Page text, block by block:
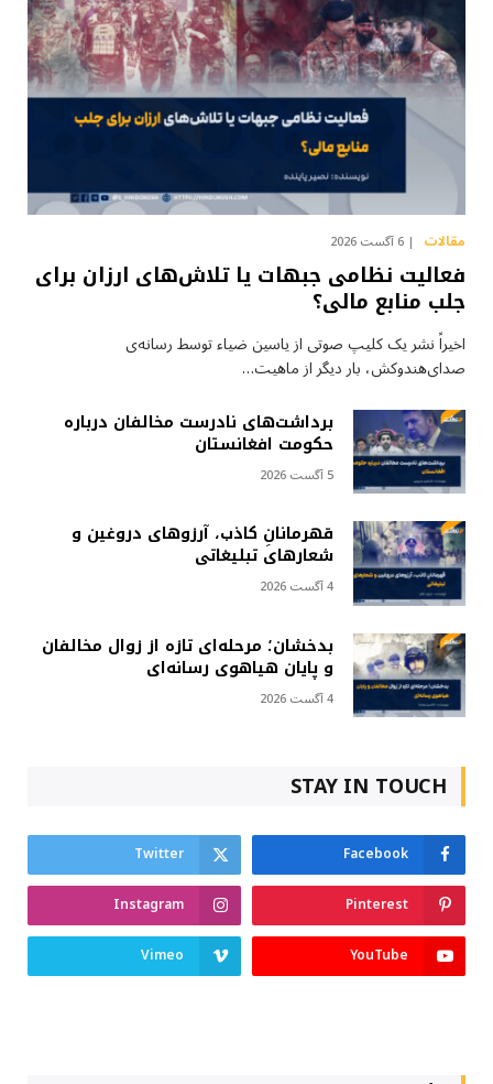
مقالات 6 آگست 2026
فعالیت نظامی جبهات یا تلاش‌های ارزان برای
جلب منابع مالی؟
اخیراً نشر یک کلیپ صوتی از یاسین ضیاء توسط رسانه‌ی
صدای‌هندوکش، بار دیگر از ماهیت…
برداشت‌های نادرست مخالفان درباره
حکومت افغانستان
5 آگست 2026
قهرمانانِ کاذب، آرزوهای دروغین و
شعارهای تبلیغاتی
4 آگست 2026
بدخشان؛ مرحله‌ای تازه از زوال مخالفان
و پایان هیاهوی رسانه‌ای
4 آگست 2026
STAY IN TOUCH
Facebook
Twitter
Pinterest
Instagram
YouTube
Vimeo